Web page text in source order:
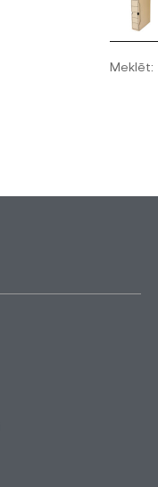
Meklēt: